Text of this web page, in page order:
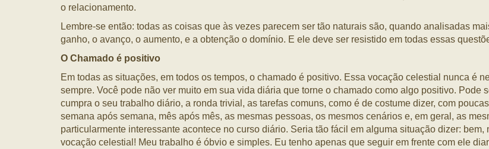
o relacionamento.
Lembre-se então: todas as coisas que às vezes parecem ser tão naturais são, quando analisadas
ganho, o avanço, o aumento, e a obtenção o domínio. E ele deve ser resistido em todas essas
O Chamado é positivo
Em todas as situações, em todos os tempos, o chamado é positivo. Essa vocação celestial nunca é
sempre. Você pode não ver muito em sua vida diária que torne o chamado como algo positivo. Pode
cumpra o seu trabalho diário, a ronda trivial, as tarefas comuns, como é de costume dizer, com
semana após semana, mês após mês, as mesmas pessoas, os mesmos cenários e, em geral, as
particularmente interessante acontece no curso diário. Seria tão fácil em alguma situação dizer:
vocação celestial! Meu trabalho é óbvio e simples. Eu tenho apenas que seguir em frente com ele